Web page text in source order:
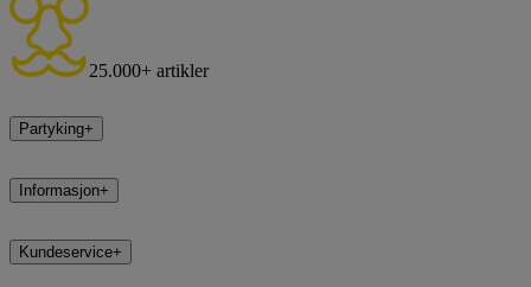
25.000+ artikler
Partyking+
Informasjon+
Kundeservice+